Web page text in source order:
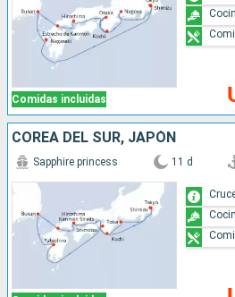
Comidas incluidas
COREA DEL SUR, JAPÓN
Sapphire princess 11 d